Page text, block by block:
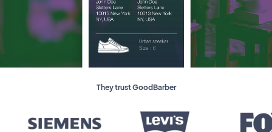
They trust GoodBarber